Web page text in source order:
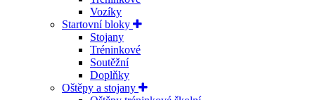
Vozíky
Startovní bloky
Stojany
Tréninkové
Soutěžní
Doplňky
Oštěpy a stojany